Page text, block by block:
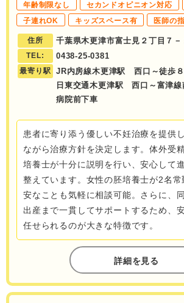
年齢制限なし
セカンドオピニオン対応
子連れOK
キッズスペース有 医師の
住所 千葉県木更津市富士見２丁目７－
TEL: 0438-25-0381
最寄り駅
JR内房線木更津駅 西口～徒歩
日東交通木更津駅 西口～富津
病院前下車
患者に寄り添う優しい不妊治療を提供
ながら治療方針を決定します。体外受
培養士が十分に説明を行い、安心して
整えています。女性の胚培養士が2名常
安なことも気軽に相談可能。さらに、
出産まで一貫してサポートするため、
任せられるのが大きな特徴です。
詳細を見る